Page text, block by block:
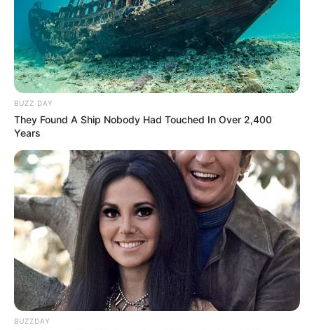
BUZZ DAY
They Found A Ship Nobody Had Touched In Over 2,400
Years
BUZZDAY